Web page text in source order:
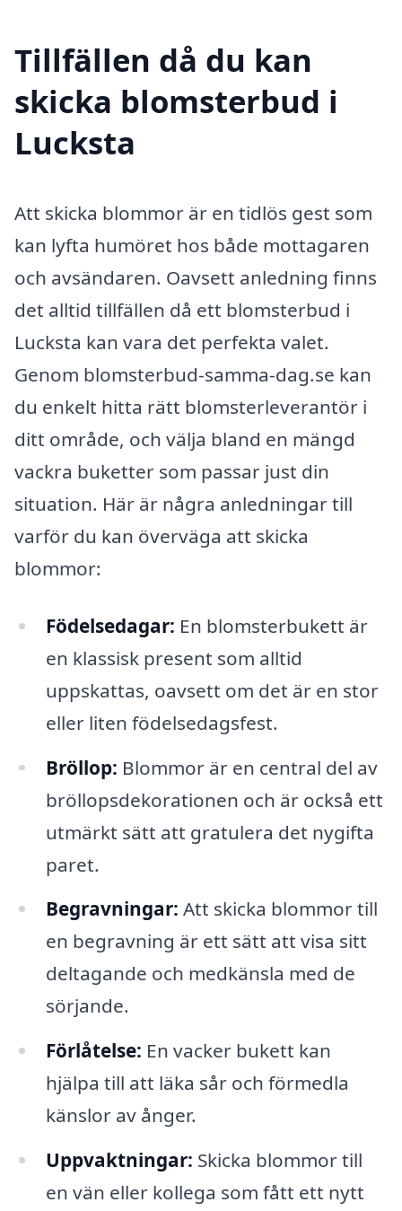
Tillfällen då du kan
skicka blomsterbud i
Lucksta
Att skicka blommor är en tidlös gest som
kan lyfta humöret hos både mottagaren
och avsändaren. Oavsett anledning finns
det alltid tillfällen då ett blomsterbud i
Lucksta kan vara det perfekta valet.
Genom blomsterbud-samma-dag.se kan
du enkelt hitta rätt blomsterleverantör i
ditt område, och välja bland en mängd
vackra buketter som passar just din
situation. Här är några anledningar till
varför du kan överväga att skicka
blommor:
Födelsedagar: En blomsterbukett är
en klassisk present som alltid
uppskattas, oavsett om det är en stor
eller liten födelsedagsfest.
Bröllop: Blommor är en central del av
bröllopsdekorationen och är också ett
utmärkt sätt att gratulera det nygifta
paret.
Begravningar: Att skicka blommor till
en begravning är ett sätt att visa sitt
deltagande och medkänsla med de
sörjande.
Förlåtelse: En vacker bukett kan
hjälpa till att läka sår och förmedla
känslor av ånger.
Uppvaktningar: Skicka blommor till
en vän eller kollega som fått ett nytt